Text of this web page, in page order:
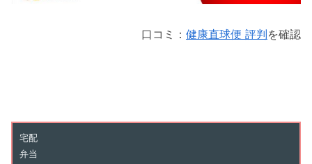
口コミ： 健康直球便 評判を確認
宅配
弁当